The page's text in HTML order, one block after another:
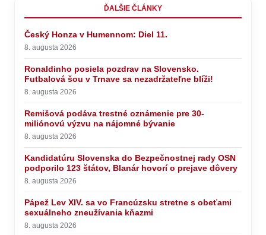
ĎALŠIE ČLÁNKY
Český Honza v Humennom: Diel 11.
8. augusta 2026
Ronaldinho posiela pozdrav na Slovensko.
Futbalová šou v Trnave sa nezadržateľne blíži!
8. augusta 2026
Remišová podáva trestné oznámenie pre 30-
miliónovú výzvu na nájomné bývanie
8. augusta 2026
Kandidatúru Slovenska do Bezpečnostnej rady OSN
podporilo 123 štátov, Blanár hovorí o prejave dôvery
8. augusta 2026
Pápež Lev XIV. sa vo Francúzsku stretne s obeťami
sexuálneho zneužívania kňazmi
8. augusta 2026